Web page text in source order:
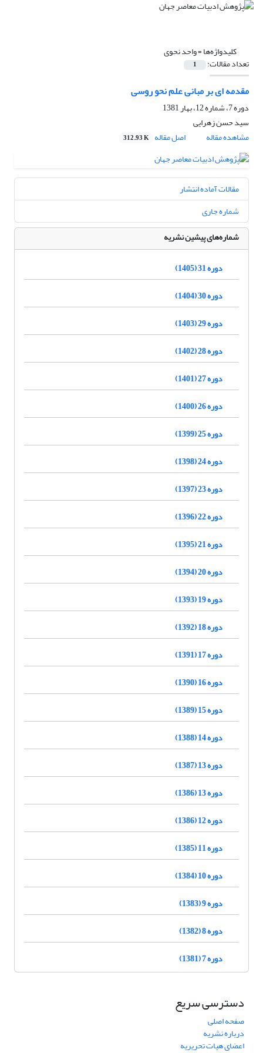
کلیدواژه‌ها =واحد نحوی
تعداد مقالات: 1
مقدمه ای بر مبانی علم نحو روسی
دوره 7، شماره 12، بهار 1381
سید حسن زهرایى
مشاهده مقاله
اصل مقاله 312.93 K
مقالات آماده انتشار
شماره جاری
شماره‌های پیشین نشریه
دوره 31 (1405)
دوره 30 (1404)
دوره 29 (1403)
دوره 28 (1402)
دوره 27 (1401)
دوره 26 (1400)
دوره 25 (1399)
دوره 24 (1398)
دوره 23 (1397)
دوره 22 (1396)
دوره 21 (1395)
دوره 20 (1394)
دوره 19 (1393)
دوره 18 (1392)
دوره 17 (1391)
دوره 16 (1390)
دوره 15 (1389)
دوره 14 (1388)
دوره 13 (1387)
دوره 13 (1386)
دوره 12 (1386)
دوره 11 (1385)
دوره 10 (1384)
دوره 9 (1383)
دوره 8 (1382)
دوره 7 (1381)
دسترسی سریع
صفحه اصلی
درباره نشریه
اعضای هیات تحریریه